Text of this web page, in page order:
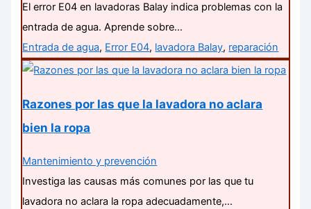
El error E04 en lavadoras Balay indica problemas con la
entrada de agua. Aprende sobre…
Entrada de agua, Error E04, lavadora Balay, reparación
Razones por las que la lavadora no aclara
bien la ropa
Mantenimiento y prevención
Investiga las causas más comunes por las que tu
lavadora no aclara la ropa adecuadamente,…